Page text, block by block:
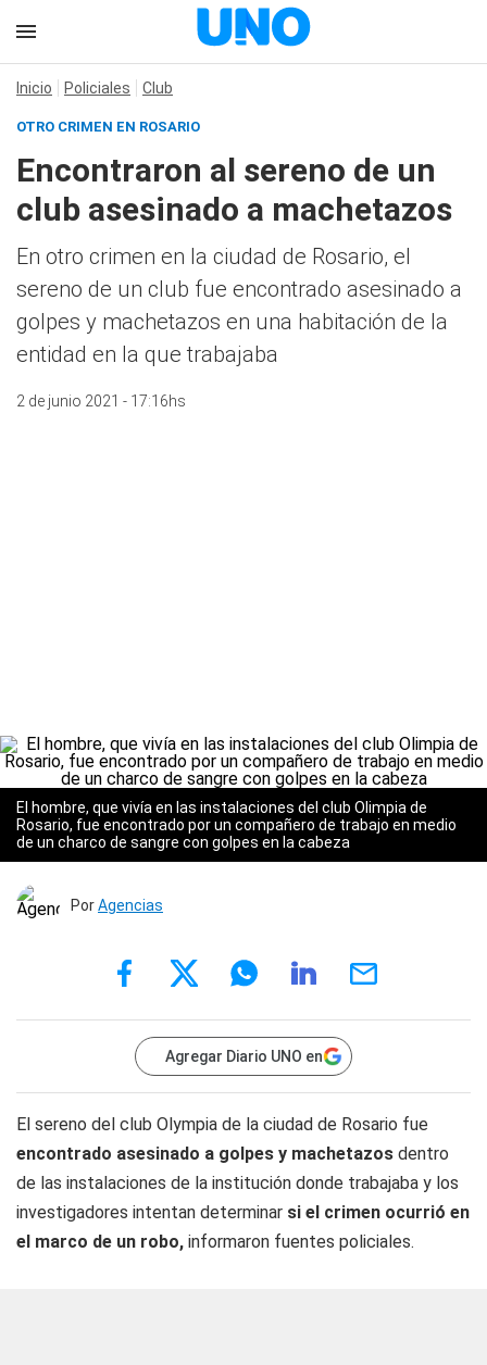
Inicio Policiales Club
OTRO CRIMEN EN ROSARIO
Encontraron al sereno de un
club asesinado a machetazos
En otro crimen en la ciudad de Rosario, el
sereno de un club fue encontrado asesinado a
golpes y machetazos en una habitación de la
entidad en la que trabajaba
2 de junio 2021 - 17:16hs
El hombre, que vivía en las instalaciones del club Olimpia de
Rosario, fue encontrado por un compañero de trabajo en medio
de un charco de sangre con golpes en la cabeza
PorAgencias
Agregar Diario UNO en
El sereno del club Olympia de la ciudad de Rosario fue
encontrado asesinado a golpes y machetazos dentro
de las instalaciones de la institución donde trabajaba y los
investigadores intentan determinar si el crimen ocurrió en
el marco de un robo, informaron fuentes policiales.